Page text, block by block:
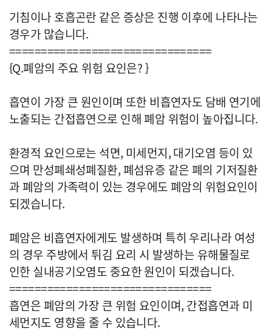
기침이나 호흡곤란 같은 증상은 진행 이후에 나타나는
경우가 많습니다.
================================
{Q.폐암의 주요 위험 요인은? }
흡연이 가장 큰 원인이며 또한 비흡연자도 담배 연기에
노출되는 간접흡연으로 인해 폐암 위험이 높아집니다.
환경적 요인으로는 석면, 미세먼지, 대기오염 등이 있
으며 만성폐쇄성폐질환, 폐섬유증 같은 폐의 기저질환
과 폐암의 가족력이 있는 경우에도 폐암의 위험요인이
되겠습니다.
폐암은 비흡연자에게도 발생하며 특히 우리나라 여성
의 경우 주방에서 튀김 요리 시 발생하는 유해물질로
인한 실내공기오염도 중요한 원인이 되겠습니다.
================================
흡연은 폐암의 가장 큰 위험 요인이며, 간접흡연과 미
세먼지도 영향을 줄 수 있습니다.